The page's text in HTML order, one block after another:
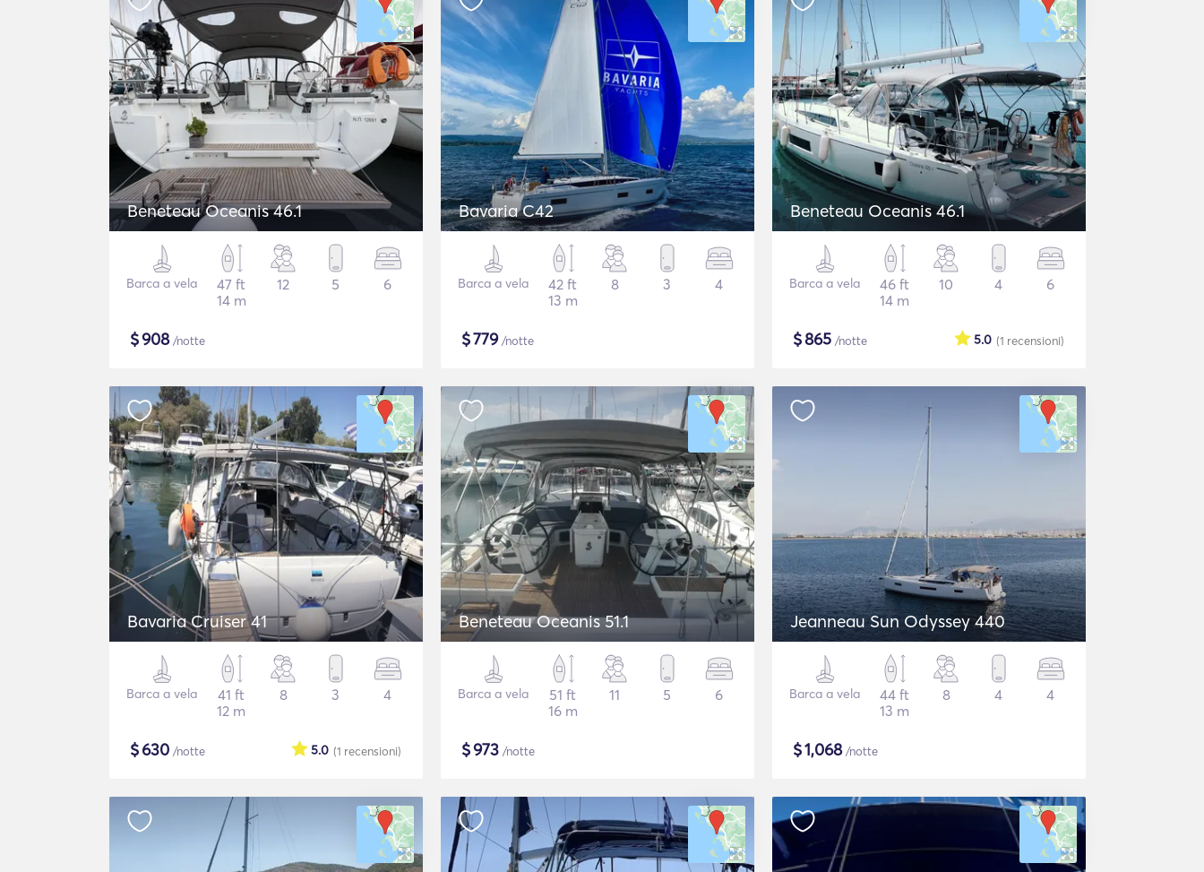
Beneteau Oceanis 46.1
Barca a vela
47 ft
14 m
12 5 6
$908/notte
Bavaria C42
Barca a vela
42 ft
13 m
8 3 4
$779/notte
Beneteau Oceanis 46.1
Barca a vela
46 ft
14 m
10 4 6
$865 /notte (1 recensioni)
5.0
Bavaria Cruiser 41
Barca a vela
41 ft
12 m
8 3 4
$630 /notte (1 recensioni)
5.0
Beneteau Oceanis 51.1
Barca a vela
51 ft
16 m
11 5 6
$973 /notte
Jeanneau Sun Odyssey 440
Barca a vela
44 ft
13 m
8 4 4
$1,068/notte